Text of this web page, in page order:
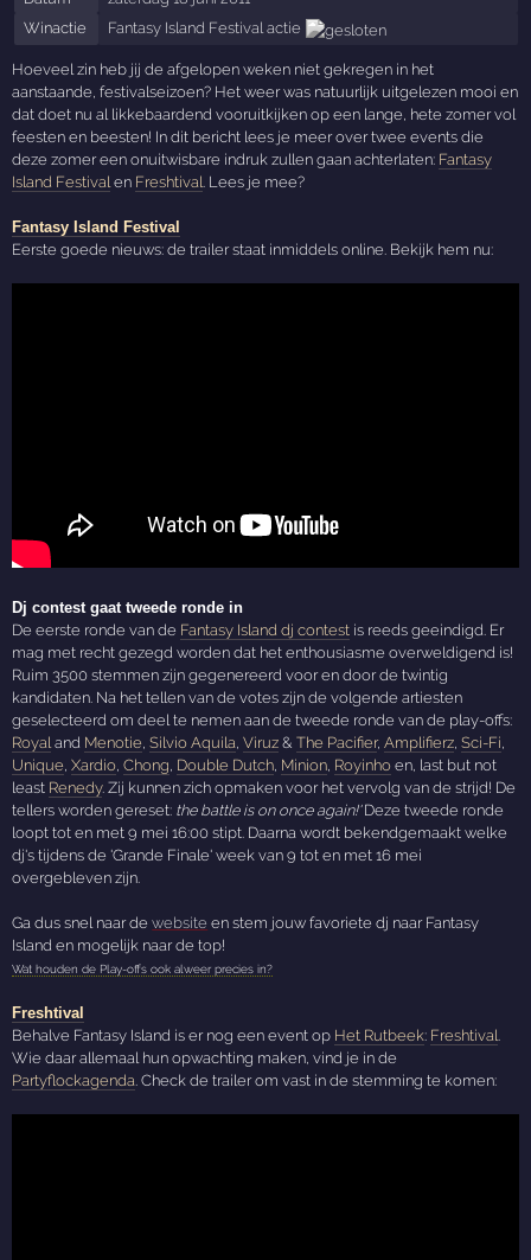
Winactie
Fantasy Island Festival actie
Hoeveel zin heb jij de afgelopen weken niet gekregen in het
aanstaande, festivalseizoen? Het weer was natuurlijk uitgelezen mooi en
dat doet nu al likkebaardend vooruitkijken op een lange, hete zomer vol
feesten en beesten! In dit bericht lees je meer over twee events die
deze zomer een onuitwisbare indruk zullen gaan achterlaten: Fantasy
Island Festivalen Freshtival. Lees je mee?
Fantasy Island Festival
Eerste goede nieuws: de trailer staat inmiddels online. Bekijk hem nu:
Dj contest gaat tweede ronde in
De eerste ronde van de Fantasy Island dj contest is reeds geeindigd. Er
mag met recht gezegd worden dat het enthousiasme overweldigend is!
Ruim 3500 stemmen zijn gegenereerd voor en door de twintig
kandidaten. Na het tellen van de votes zijn de volgende artiesten
geselecteerd om deel te nemen aan de tweede ronde van de play-offs:
Royaland Menotie,Silvio Aquila,Viruz &The Pacifier,Amplifierz,Sci-Fi,
Unique,Xardio,Chong, Double Dutch, Minion, Royinho en, last but not
least Renedy. Zij kunnen zich opmaken voor het vervolg van de strijd! De
tellers worden gereset: the battle is on once again!'Deze tweede ronde
loopt tot en met 9 mei 16:00 stipt. Daarna wordt bekendgemaakt welke
dj's tijdens de 'Grande Finale' week van 9 tot en met 16 mei
overgebleven zijn.
Ga dus snel naar dewebsite en stem jouw favoriete dj naar Fantasy
Island en mogelijk naar de top!
Wat houden de Play-offs ook alweer precies in?
Freshtival
Behalve Fantasy Island is er nog een event op Het Rutbeek: Freshtival.
Wie daar allemaal hun opwachting maken, vind je in de
Partyflockagenda. Check de trailer om vast in de stemming te komen: